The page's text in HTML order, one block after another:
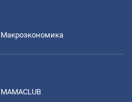
Mакроэкономика
MAMACLUB